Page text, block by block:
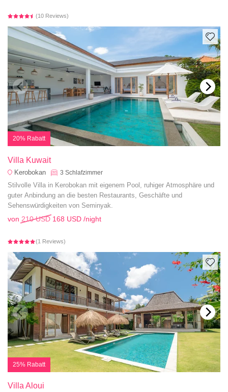
(10 Reviews)
20% Rabatt
Villa Kuwait
Kerobokan 3 Schlafzimmer
Stilvolle Villa in Kerobokan mit eigenem Pool, ruhiger Atmosphäre und
guter Anbindung an die besten Restaurants, Geschäfte und
Sehenswürdigkeiten von Seminyak.
von 210 USD 168 USD /night
(1 Reviews)
25% Rabatt
Villa Aloui